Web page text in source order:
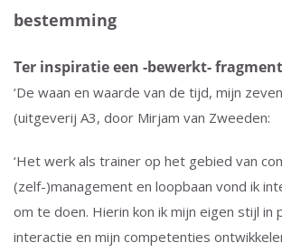
bestemming
Ter inspiratie een -bewerkt-
‘De waan en waarde van de tijd, mijn
(uitgeverij A3, door Mirjam van Zweeden:
‘Het werk als trainer op het gebied van
(zelf-)management en loopbaan vond ik
om te doen. Hierin kon ik mijn eigen stijl in
interactie en mijn competenties